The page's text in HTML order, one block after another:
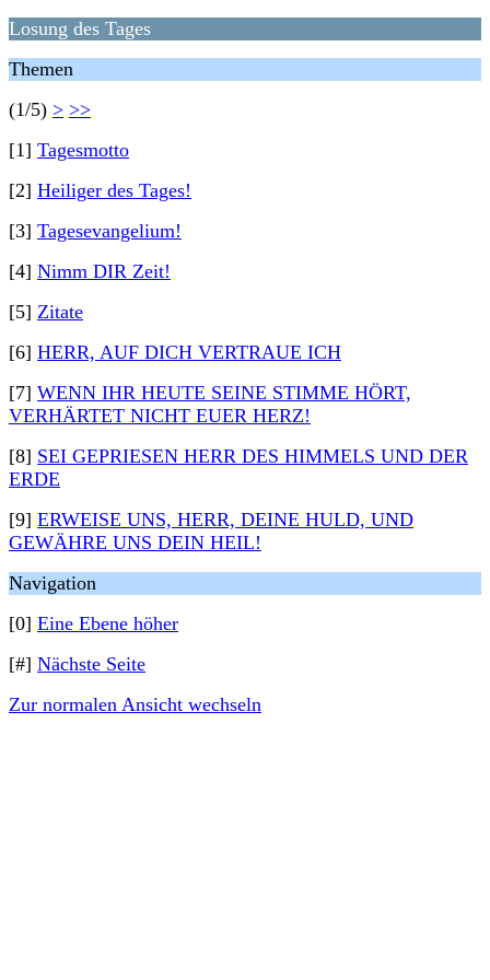
Losung des Tages
Themen
(1/5) > >>
[1] Tagesmotto
[2] Heiliger des Tages!
[3] Tagesevangelium!
[4] Nimm DIR Zeit!
[5] Zitate
[6] HERR, AUF DICH VERTRAUE ICH
[7] WENN IHR HEUTE SEINE STIMME HÖRT,
VERHÄRTET NICHT EUER HERZ!
[8] SEI GEPRIESEN HERR DES HIMMELS UND DER
ERDE
[9] ERWEISE UNS, HERR, DEINE HULD, UND
GEWÄHRE UNS DEIN HEIL!
Navigation
[0] Eine Ebene höher
[#] Nächste Seite
Zur normalen Ansicht wechseln